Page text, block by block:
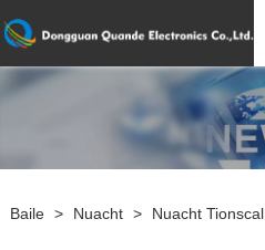
Baile > Nuacht > Nuacht Tionscal